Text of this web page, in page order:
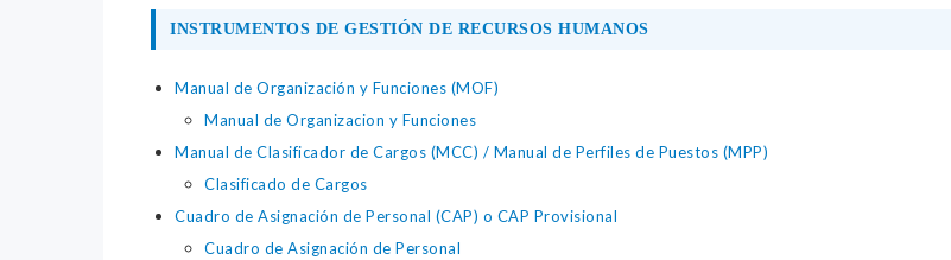
INSTRUMENTOS DE GESTIÓN DE RECURSOS HUMANOS
Manual de Organización y Funciones (MOF)
Manual de Organizacion y Funciones
Manual de Clasificador de Cargos (MCC) / Manual de Perfiles de Puestos (MPP)
Clasificado de Cargos
Cuadro de Asignación de Personal (CAP) o CAP Provisional
Cuadro de Asignación de Personal